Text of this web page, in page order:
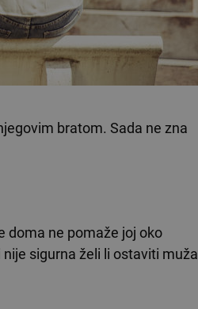
bratom. Sada ne zna
doma ne pomaže joj oko
sigurna želi li ostaviti muža